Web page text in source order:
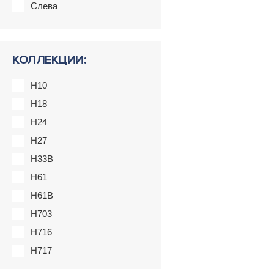
Слева
КОЛЛЕКЦИИ:
H10
H18
H24
H27
H33B
H61
H61B
H703
H716
H717